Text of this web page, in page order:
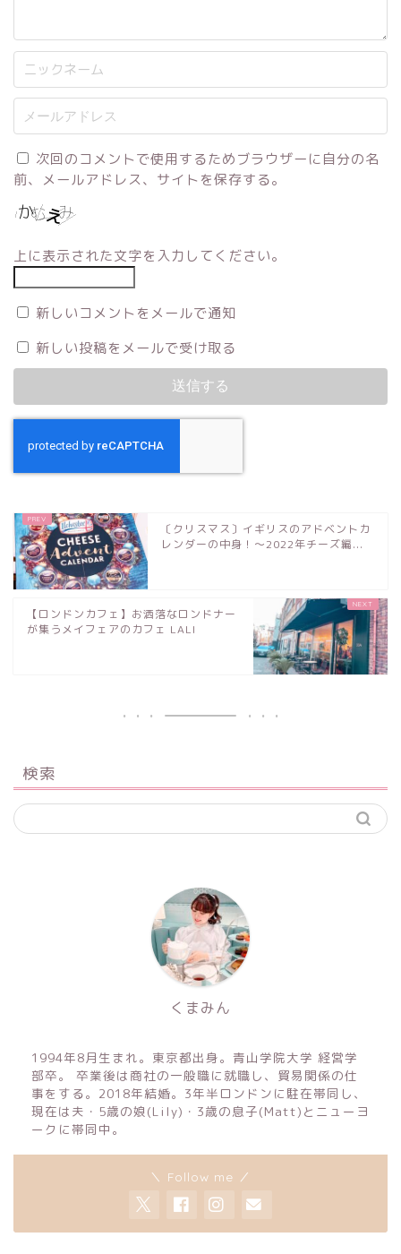
次回のコメントで使用するためブラウザーに自分の名
前、メールアドレス、サイトを保存する。
上に表示された文字を入力してください。
新しいコメントをメールで通知
新しい投稿をメールで受け取る
〔クリスマス〕イギリスのアドベントカ
レンダーの中身！〜2022年チーズ編...
【ロンドンカフェ】お洒落なロンドナー
が集うメイフェアのカフェ LALI
検索
くまみん
1994年8月生まれ。東京都出身。青山学院大学 経営学
部卒。 卒業後は商社の一般職に就職し、貿易関係の仕
事をする。2018年結婚。3年半ロンドンに駐在帯同し、
現在は夫・5歳の娘(Lily)・3歳の息子(Matt)とニューヨ
ークに帯同中。
＼ Follow me ／